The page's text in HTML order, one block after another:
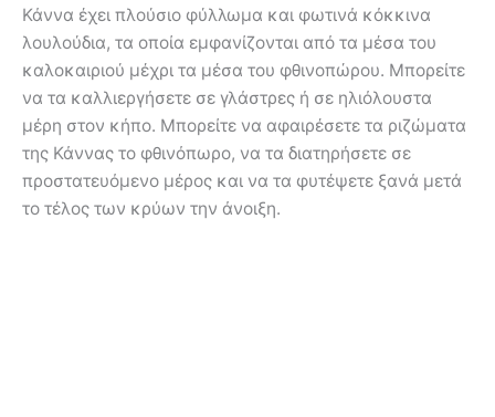
Κάννα έχει πλούσιο φύλλωμα και φωτινά κόκκινα
λουλούδια, τα οποία εμφανίζονται από τα μέσα του
καλοκαιριού μέχρι τα μέσα του φθινοπώρου. Μπορείτε
να τα καλλιεργήσετε σε γλάστρες ή σε ηλιόλουστα
μέρη στον κήπο. Μπορείτε να αφαιρέσετε τα ριζώματα
της Κάννας το φθινόπωρο, να τα διατηρήσετε σε
προστατευόμενο μέρος και να τα φυτέψετε ξανά μετά
το τέλος των κρύων την άνοιξη.